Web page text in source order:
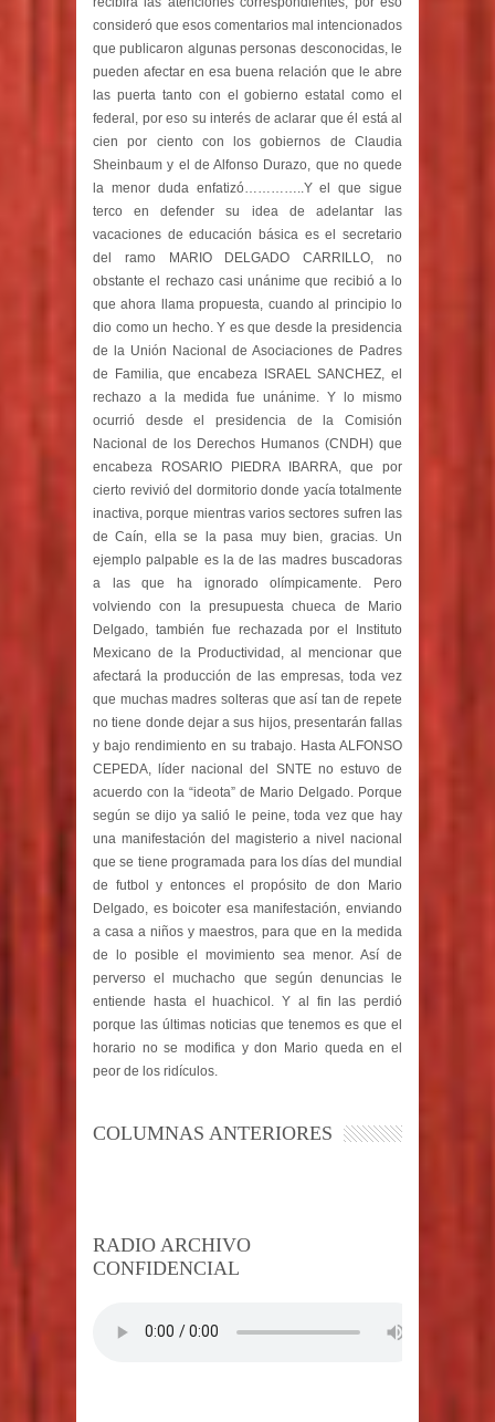
consideró que esos comentarios mal intencionados
que publicaron algunas personas desconocidas, le
pueden afectar en esa buena relación que le abre
las puerta tanto con el gobierno estatal como el
federal, por eso su interés de aclarar que él está al
cien por ciento con los gobiernos de Claudia
Sheinbaum y el de Alfonso Durazo, que no quede
la menor duda enfatizó…………..Y el que sigue
terco en defender su idea de adelantar las
vacaciones de educación básica es el secretario
del ramo MARIO DELGADO CARRILLO, no
obstante el rechazo casi unánime que recibió a lo
que ahora llama propuesta, cuando al principio lo
dio como un hecho. Y es que desde la presidencia
de la Unión Nacional de Asociaciones de Padres
de Familia, que encabeza ISRAEL SANCHEZ, el
rechazo a la medida fue unánime. Y lo mismo
ocurrió desde el presidencia de la Comisión
Nacional de los Derechos Humanos (CNDH) que
encabeza ROSARIO PIEDRA IBARRA, que por
cierto revivió del dormitorio donde yacía totalmente
inactiva, porque mientras varios sectores sufren las
de Caín, ella se la pasa muy bien, gracias. Un
ejemplo palpable es la de las madres buscadoras
a las que ha ignorado olímpicamente. Pero
volviendo con la presupuesta chueca de Mario
Delgado, también fue rechazada por el Instituto
Mexicano de la Productividad, al mencionar que
afectará la producción de las empresas, toda vez
que muchas madres solteras que así tan de repete
no tiene donde dejar a sus hijos, presentarán fallas
y bajo rendimiento en su trabajo. Hasta ALFONSO
CEPEDA, líder nacional del SNTE no estuvo de
acuerdo con la “ideota” de Mario Delgado. Porque
según se dijo ya salió le peine, toda vez que hay
una manifestación del magisterio a nivel nacional
que se tiene programada para los días del mundial
de futbol y entonces el propósito de don Mario
Delgado, es boicoter esa manifestación, enviando
a casa a niños y maestros, para que en la medida
de lo posible el movimiento sea menor. Así de
perverso el muchacho que según denuncias le
entiende hasta el huachicol. Y al fin las perdió
porque las últimas noticias que tenemos es que el
horario no se modifica y don Mario queda en el
peor de los ridículos.
COLUMNAS ANTERIORES
RADIO ARCHIVO
CONFIDENCIAL